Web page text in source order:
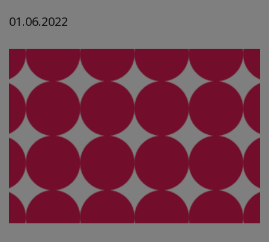
01.06.2022